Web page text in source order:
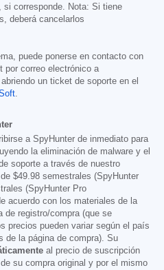
corresponde. Nota: Si tiene
deberá cancelarlos
puede ponerse en contacto con
por correo electrónico a
un ticket de soporte en el
a SpyHunter de inmediato para
la eliminación de malware y el
soporte a través de nuestro
$49.98 semestrales (SpyHunter
(SpyHunter Pro
acuerdo con los materiales de la
de registro/compra (que se
precios pueden variar según el país
de la página de compra). Su
al precio de suscripción
su compra original y por el mismo